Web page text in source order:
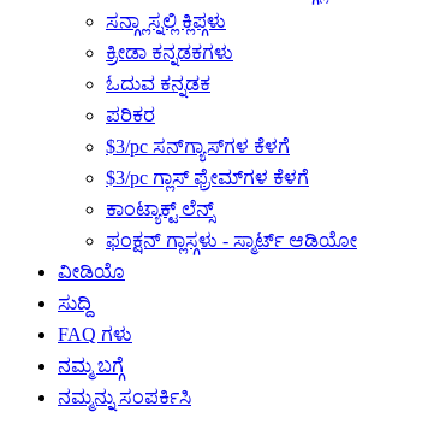
ಸನ್ಗ್ಲಾಸ್ನಲ್ಲಿ ಕ್ಲಿಪ್ಗಳು
ಕ್ರೀಡಾ ಕನ್ನಡಕಗಳು
ಓದುವ ಕನ್ನಡಕ
ಪರಿಕರ
$3/pc ಸನ್‌ಗ್ಯಾಸ್‌ಗಳ ಕೆಳಗೆ
$3/pc ಗ್ಲಾಸ್ ಫ್ರೇಮ್‌ಗಳ ಕೆಳಗೆ
ಕಾಂಟ್ಯಾಕ್ಟ್ ಲೆನ್ಸ್
ಫಂಕ್ಷನ್ ಗ್ಲಾಸ್ಗಳು - ಸ್ಮಾರ್ಟ್ ಆಡಿಯೋ
ವೀಡಿಯೊ
ಸುದ್ದಿ
FAQ ಗಳು
ನಮ್ಮ ಬಗ್ಗೆ
ನಮ್ಮನ್ನು ಸಂಪರ್ಕಿಸಿ